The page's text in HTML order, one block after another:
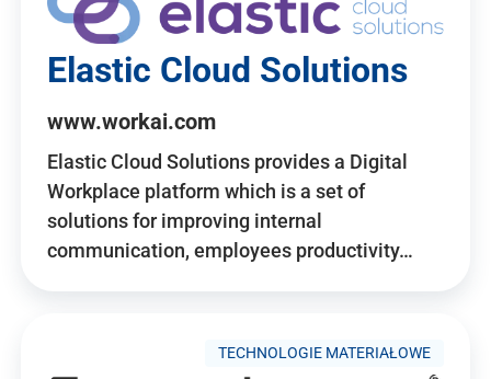
Elastic Cloud Solutions
www.workai.com
Elastic Cloud Solutions provides a Digital
Workplace platform which is a set of
solutions for improving internal
communication, employees productivity…
TECHNOLOGIE MATERIAŁOWE